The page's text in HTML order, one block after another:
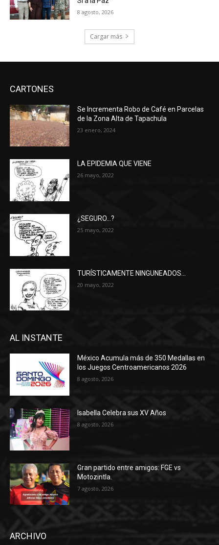
8 agosto, 2026
Cargar más
CARTONES
Se Incrementa Robo de Café en Parcelas
de la Zona Alta de Tapachula
23 enero, 2024
LA EPIDEMIA QUE VIENE
26 mayo, 2022
¿SEGURO…?
25 mayo, 2022
TURÍSTICAMENTE NINGUNEADOS…
20 mayo, 2022
AL INSTANTE
México Acumula más de 350 Medallas en
los Juegos Centroamericanos 2026
8 agosto, 2026
Isabella Celebra sus XV Años
8 agosto, 2026
Gran partido entre amigos: FGE vs
Motozintla.
7 agosto, 2026
ARCHIVO